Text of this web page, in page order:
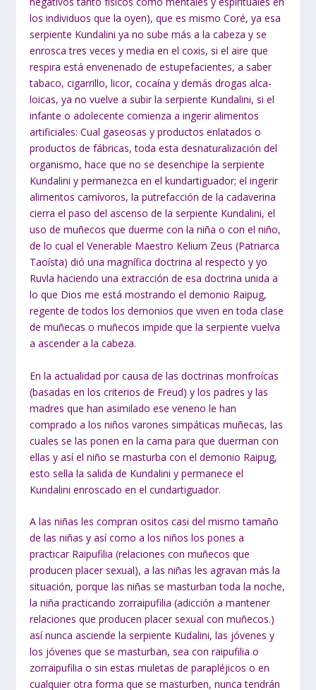
los individuos que la oyen), que es mismo Coré, ya esa
serpiente Kundalini ya no sube más a la cabeza y se
enrosca tres veces y media en el coxis, si el aire que
respira está envenenado de estupefacientes, a saber
tabaco, cigarrillo, licor, cocaína y demás drogas alca-
loicas, ya no vuelve a subir la serpiente Kundalini, si el
infante o adolecente comienza a ingerir alimentos
artificiales: Cual gaseosas y productos enlatados o
productos de fábricas, toda esta desnaturalización del
organismo, hace que no se desenchipe la serpiente
Kundalini y permanezca en el kundartiguador; el ingerir
alimentos carnívoros, la putrefacción de la cadaverina
cierra el paso del ascenso de la serpiente Kundalini, el
uso de muñecos que duerme con la niña o con el niño,
de lo cual el Venerable Maestro Kelium Zeus (Patriarca
Taoísta) dió una magnífica doctrina al respecto y yo
Ruvla haciendo una extracción de esa doctrina unida a
lo que Dios me está mostrando el demonio Raipug,
regente de todos los demonios que viven en toda clase
de muñecas o muñecos impide que la serpiente vuelva
a ascender a la cabeza.
En la actualidad por causa de las doctrinas monfroícas
(basadas en los criterios de Freud) y los padres y las
madres que han asimilado ese veneno le han
comprado a los niños varones simpáticas muñecas, las
cuales se las ponen en la cama para que duerman con
ellas y así el niño se masturba con el demonio Raipug,
esto sella la salida de Kundalini y permanece el
Kundalini enroscado en el cundartiguador.
A las niñas les compran ositos casi del mismo tamaño
de las niñas y así como a los niños los pones a
practicar Raipufilia (relaciones con muñecos que
producen placer sexual), a las niñas les agravan más la
situación, porque las niñas se masturban toda la noche,
la niña practicando zorraipufilia (adicción a mantener
relaciones que producen placer sexual con muñecos.)
así nunca asciende la serpiente Kudalini, las jóvenes y
los jóvenes que se masturban, sea con raipufilia o
zorraipufilia o sin estas muletas de parapléjicos o en
cualquier otra forma que se masturben, nunca tendrán